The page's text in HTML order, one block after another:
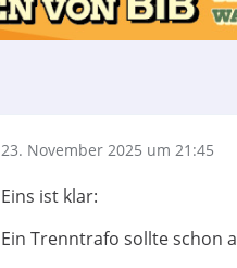
23. November 2025 um 21:45
Eins ist klar:
Ein Trenntrafo sollte schon